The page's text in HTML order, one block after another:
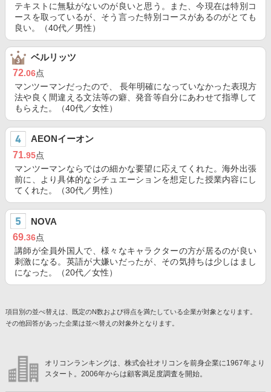
テキストに無駄がないのが良いと思う。また、今現在は特別コ
ースを取っているが、そう言った特別コースがあるのがとても
良い。（40代／男性）
ベルリッツ
72.06点
マンツーマンだったので、 長年明確になっていなかった表現方
法や良く間違える文法等の癖、発音等自分にあわせて指導して
もらえた。（40代／女性）
AEONイーオン
71.95点
マンツーマンならではの細かな要望に応えてくれた。海外出張
前に、より具体的なシチュエーションを想定した授業内容にし
てくれた。（30代／男性）
NOVA
69.36点
講師が全員外国人で、様々なキャラクターの方が居るのが良い
刺激になる。英語が大嫌いだったが、その気持ちは少しはまし
になった。（20代／女性）
項目別の並べ替えは、既定のN数および得点を満たしている企業が対象となります。
その他回答があった企業は並べ替えの対象外となります。
オリコンランキングは、株式会社オリコンを前身企業に1967年より
スタート。2006年からは顧客満足度調査を開始。